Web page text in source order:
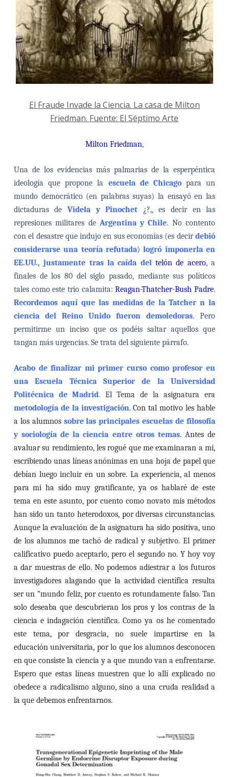
El Fraude Invade la Ciencia. La casa de Milton
Friedman. Fuente: El Séptimo Arte
Milton Friedman,
Una de los evidencias más palmarias de la esperpéntica
ideología que propone la escuela de Chicago para un
mundo democrático (en palabras suyas) la ensayó en las
dictaduras deVidela y Pinochet
¿?,, es decir en las
represiones militares de Argentina y Chile. No contento
con el desastre que indujo en sus economías (es decirdebió
considerarse una teoría refutada)logró imponerla en
EE.UU., justamente tras la caída del telón de acero, a
finales de los 80 del siglo pasado, mediante sus políticos
tales como este trio calamita:Reagan-Thatcher-Bush Padre.
Recordemos aquí que las medidas de la Tatcher n la
ciencia del Reino Unido fueron demoledoras. Pero
permitirme un inciso que os podéis saltar aquellos que
tangan más urgencias. Se trata del siguiente párrafo.
Acabo de finalizar mi primer curso como profesor en
una Escuela Técnica Superior de la Universidad
Politécnica de Madrid. El Tema de la asignatura era
metodología de la investigación. Con tal motivo les hable
a los alumnos sobre las principales escuelas de filosofía
y sociología de la ciencia entre otros temas. Antes de
avaluar su rendimiento, les rogué que me examinaran a mi,
escribiendo unas líneas anónimas en una hoja de papel que
debían luego incluir en un sobre. La experiencia, al menos
para mi ha sido muy gratificante, ya os hablaré de este
tema en este asunto, por cuento como novato mis métodos
han sido un tanto heterodoxos, por diversas circunstancias.
Aunque la evaluación de la asignatura ha sido positiva, uno
de los alumnos me tachó de radical y subjetivo. El primer
calificativo puedo aceptarlo, pero el segundo no. Y hoy voy
a dar muestras de ello. No podemos adiestrar a los futuros
investigadores alagando que la actividad científica resulta
ser un “mundo feliz, por cuento es rotundamente falso. Tan
solo deseaba que descubrieran los pros y los contras de la
ciencia e indagación científica. Como ya os he comentado
este tema, por desgracia, no suele impartirse en la
educación universitaria, por lo que los alumnos desconocen
en que consiste la ciencia y a que mundo van a enfrentarse.
Espero que estas líneas muestren que lo allí explicado no
obedece a radicalismo alguno, sino a una cruda realidad a
la que debemos enfrentarnos.